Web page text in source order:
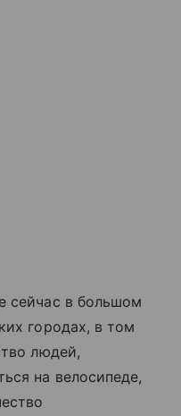
сейчас в большом
городах, в том
людей,
на велосипеде,